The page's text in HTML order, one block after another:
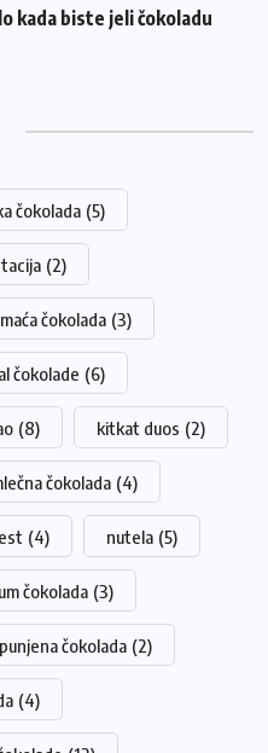
kada biste jeli čokoladu
čokolada (5)
(2)
čokolada (3)
čokolade (6)
(8) kitkat duos (2)
čokolada (4)
(4) nutela (5)
čokolada (3)
punjena čokolada (2)
(4)